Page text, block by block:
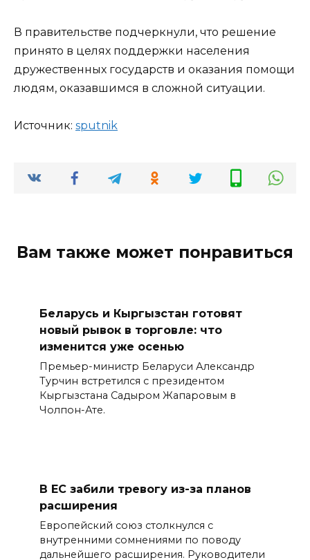
В правительстве подчеркнули, что решение
принято в целях поддержки населения
дружественных государств и оказания помощи
людям, оказавшимся в сложной ситуации.
Источник: sput­nik
Вам также может понравиться
Беларусь и Кыргызстан готовят
новый рывок в торговле: что
изменится уже осенью
Премьер-министр Беларуси Александр
Турчин встретился с президентом
Кыргызстана Садыром Жапаровым в
Чолпон-Ате.
В ЕС забили тревогу из-за планов
расширения
Европейский союз столкнулся с
внутренними сомнениями по поводу
дальнейшего расширения. Руководители